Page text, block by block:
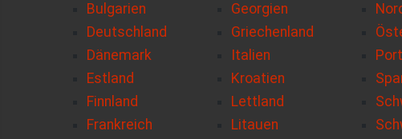
Bulgarien
Deutschland
Dänemark
Estland
Finnland
Frankreich
Georgien
Griechenland
Italien
Kroatien
Lettland
Litauen